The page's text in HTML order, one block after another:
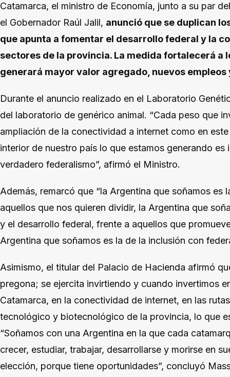
Catamarca, el ministro de Economía, junto a su par
el Gobernador Raúl Jalil, anunció que se duplican
que apunta a fomentar el desarrollo federal y la
sectores de la provincia. La medida fortalecerá a
generará mayor valor agregado, nuevos
Durante el anuncio realizado en el Laboratorio
del laboratorio de genérico animal. “Cada peso que
ampliación de la conectividad a internet como en
interior de nuestro país lo que estamos generando
verdadero federalismo”, afirmó el Ministro.
Además, remarcó que “la Argentina que soñamos es
aquellos que nos quieren dividir, la Argentina que
y el desarrollo federal, frente a aquellos que
Argentina que soñamos es la de la inclusión con
Asimismo, el titular del Palacio de Hacienda afirmó
pregona; se ejercita invirtiendo y cuando invertimos
Catamarca, en la conectividad de internet, en las
tecnológico y biotecnológico de la provincia, lo que
“Soñamos con una Argentina en la que cada
crecer, estudiar, trabajar, desarrollarse y morirse en
elección, porque tiene oportunidades”, concluyó